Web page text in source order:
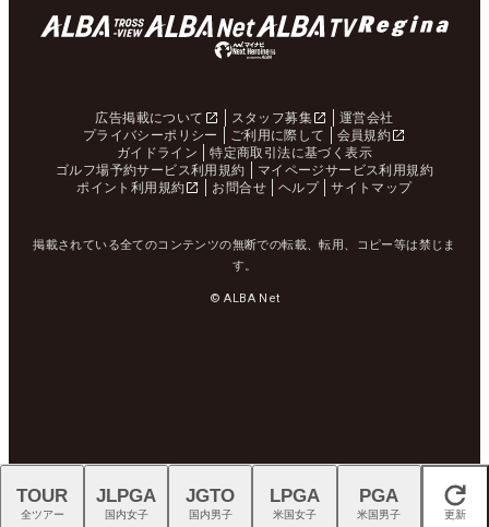
広告掲載について スタッフ募集
運営会社
プライバシーポリシー
ご利用に際して
会員規約
ガイドライン
特定商取引法に基づく表示
ゴルフ場予約サービス利用規約
マイページサービス利用規約
ポイント利用規約
お問合せ ヘルプ サイトマップ
掲載されている全てのコンテンツの無断での転載、転用、コピー等は禁じま
す。
© ALBA Net
閉じる
TOUR
全ツアー
JLPGA
国内女子
JGTO
国内男子
LPGA
米国女子
PGA
米国男子 更新